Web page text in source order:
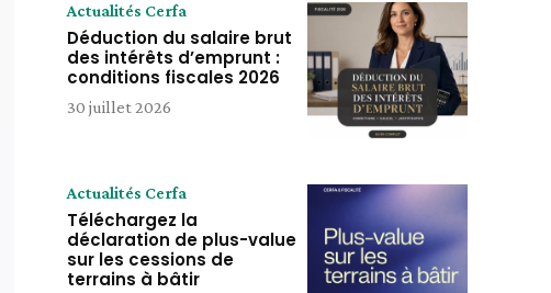
Actualités Cerfa
Déduction du salaire brut
des intérêts d’emprunt :
conditions fiscales 2026
30 juillet 2026
Actualités Cerfa
Téléchargez la
déclaration de plus-value
sur les cessions de
terrains à bâtir